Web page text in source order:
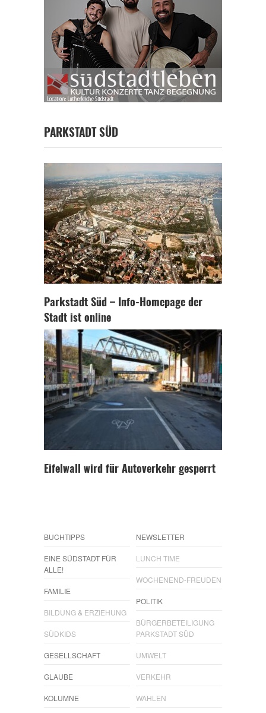
PARKSTADT SÜD
Parkstadt Süd – Info-Homepage der
Stadt ist online
Eifelwall wird für Autoverkehr gesperrt
BUCHTIPPS
EINE SÜDSTADT FÜR
ALLE!
FAMILIE
BILDUNG & ERZIEHUNG
SÜDKIDS
GESELLSCHAFT
GLAUBE
KOLUMNE
NEWSLETTER
LUNCH TIME
WOCHENEND-FREUDEN
POLITIK
BÜRGERBETEILIGUNG
PARKSTADT SÜD
UMWELT
VERKEHR
WAHLEN